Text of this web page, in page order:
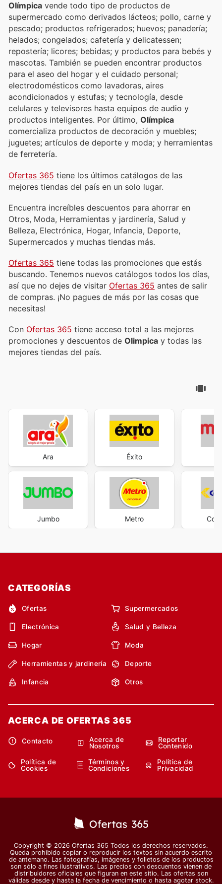
Olímpica vende todo tipo de productos de
supermercado como derivados lácteos; pollo, carne y
pescado; productos refrigerados; huevos; panadería;
helados; congelados; cafetería y delicatessen;
repostería; licores; bebidas; y productos para bebés y
mascotas. También se pueden encontrar productos
para el aseo del hogar y el cuidado personal;
electrodomésticos como lavadoras, aires
acondicionados y estufas; y tecnología, desde
celulares y televisores hasta equipos de audio y
productos inteligentes. Por último, Olímpica
comercializa productos de decoración y muebles;
juguetes; artículos de deporte y moda; y herramientas
de ferretería.
Ofertas 365 tiene los últimos catálogos de las
mejores tiendas del país en un solo lugar.
Encuentra increíbles descuentos para ahorrar en
Otros, Moda, Herramientas y jardinería, Salud y
Belleza, Electrónica, Hogar, Infancia, Deporte,
Supermercados y muchas tiendas más.
Ofertas 365 tiene todas las promociones que estás
buscando. Tenemos nuevos catálogos todos los días,
así que no dejes de visitar Ofertas 365 antes de salir
de compras. ¡No pagues de más por las cosas que
necesitas!
Con Ofertas 365 tiene acceso total a las mejores
promociones y descuentos de Olimpica y todas las
mejores tiendas del país.
Ara
Jumbo
Éxito
Metro
CATEGORÍAS
Ofertas Supermercados
Electrónica Salud y Belleza
Hogar Moda
Herramientas y jardinería Deporte
Infancia Otros
ACERCA DE OFERTAS 365
Contacto
Acerca de
Nosotros
Reportar
Contenido
Política de
Cookies
Términos y
Condiciones
Política de
Privacidad
Copyright © 2026 Ofertas 365 Todos los derechos reservados.
Queda prohibido copiar o reproducir los textos sin acuerdo escrito
de antemano. Las fotografías, imágenes y folletos de los productos
son sólo a fines ilustrativos. Las precios con descuentos vienen de
distribuidores oficiales que figuran en este sitio. Las ofertas son
válidas desde y hasta la fecha de vencimiento o hasta agotar stock.